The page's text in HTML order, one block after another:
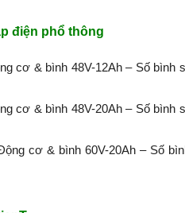
điện phổ thông
cơ & bình 48V-12Ah – Số
cơ & bình 48V-20Ah – Số
cơ & bình 60V-20Ah – Số